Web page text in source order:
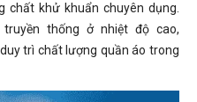
chất khử khuẩn chuyên dụng.
thống ở nhiệt độ cao,
trì chất lượng quần áo trong